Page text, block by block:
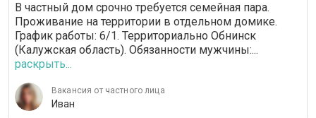
В частный дом срочно требуется семейная пара.
Проживание на территории в отдельном домике.
График работы: 6/1. Территориально Обнинск
(Калужская область). Обязанности мужчины:...
раскрыть...
Вакансия от частного лица
Иван